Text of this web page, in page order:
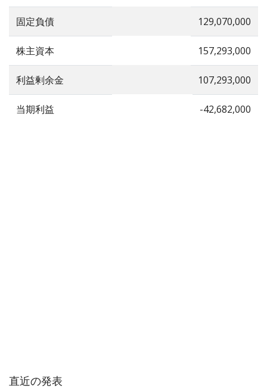
固定負債 129,070,000
株主資本 157,293,000
利益剰余金 107,293,000
当期利益 -42,682,000
直近の発表